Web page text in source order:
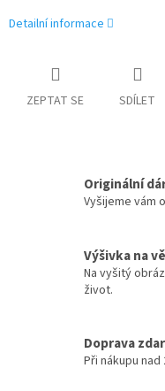
Detailní informace
ZEPTAT SE SDÍLET
Originální
Vyšijeme vám
Výšivka na
Na vyšitý
život.
Doprava
Při nákupu nad